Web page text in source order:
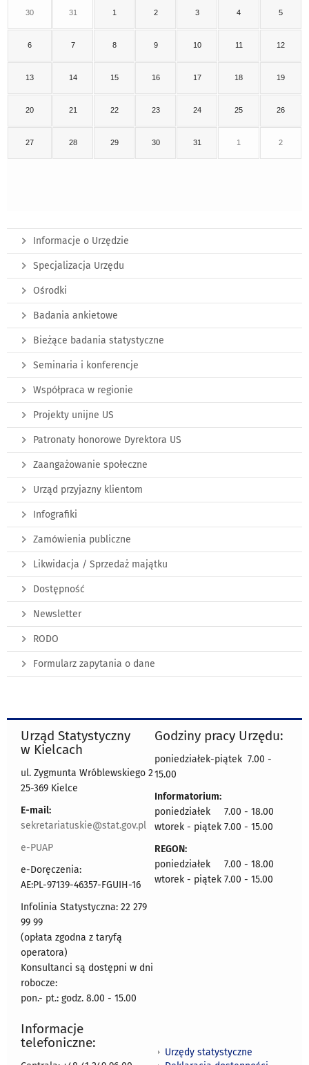
30 31 1 2 3 4 5
6 7 8 9 10 11 12
13 14 15 16 17 18 19
20 21 22 23 24 25 26
27 28 29 30 31 1 2
Informacje o Urzędzie
Specjalizacja Urzędu
Ośrodki
Badania ankietowe
Bieżące badania statystyczne
Seminaria i konferencje
Współpraca w regionie
Projekty unijne US
Patronaty honorowe Dyrektora US
Zaangażowanie społeczne
Urząd przyjazny klientom
Infografiki
Zamówienia publiczne
Likwidacja / Sprzedaż majątku
Dostępność
Newsletter
RODO
Formularz zapytania o dane
Urząd Statystyczny
w Kielcach
ul. Zygmunta Wróblewskiego 2
25-369 Kielce
E-mail:
sekretariatuskie@stat.gov.pl
e-PUAP
e-Doręczenia:
AE:PL-97139-46357-FGUIH-16
Infolinia Statystyczna: 22 279
99 99
(opłata zgodna z taryfą
operatora)
Konsultanci są dostępni w dni
robocze:
pon.- pt.: godz. 8.00 - 15.00
Godziny pracy Urzędu:
poniedziałek-piątek 7.00 -
15.00
Informatorium:
poniedziałek 7.00 - 18.00
wtorek - piątek 7.00 - 15.00
REGON:
poniedziałek 7.00 - 18.00
wtorek - piątek 7.00 - 15.00
Informacje
telefoniczne:
Urzędy statystyczne